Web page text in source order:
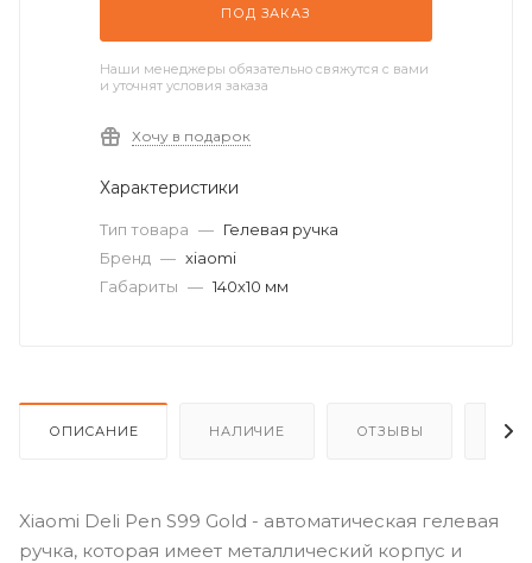
ПОД ЗАКАЗ
Наши менеджеры обязательно свяжутся с вами
и уточнят условия заказа
Хочу в подарок
Характеристики
Тип товара — Гелевая ручка
Бренд — xiaomi
Габариты — 140х10 мм
ОПИСАНИЕ НАЛИЧИЕ ОТЗЫВЫ
Xiaomi Deli Pen S99 Gold - автоматическая гелевая
ручка, которая имеет металлический корпус и